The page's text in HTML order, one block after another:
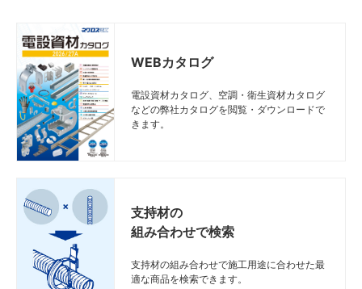
WEBカタログ
電設資材カタログ、空調・衛生資材カタログ
などの弊社カタログを閲覧・ダウンロードで
きます。
支持材の
組み合わせで検索
支持材の組み合わせで施工用途に合わせた最
適な商品を検索できます。